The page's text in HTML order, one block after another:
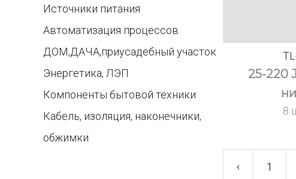
Источники питания
Автоматизация процессов
ДОМ,ДАЧА,приусадебный участок
Энергетика, ЛЭП
Компоненты бытовой техники
Кабель, изоляция, наконечники,
обжимки
25-220
8
‹ 1